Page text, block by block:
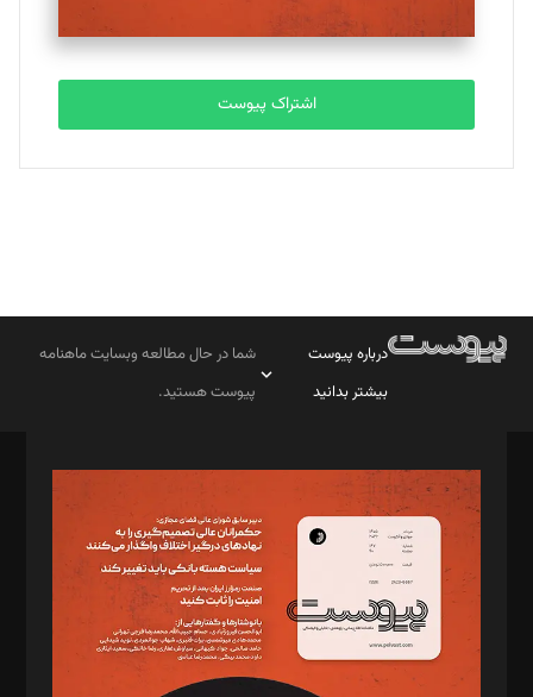
اشتراک پیوست
درباره پیوست
بیشتر بدانید
شما در حال مطالعه وبسایت ماهنامه
پیوست هستید.
مدیر مسئول: محمدباقر اثنی‌عشری
سردبیر: مهرک محمودی
دبیر تحریریه: میثم قاسمی
د‌بیر ناداستان: سمانه سمیع
د‌بیر خدمت و تجارت: ابوالفضل رجبی
د‌بیر حقوق فناوری: حسام‌الدین ایپکچی
د‌بیر پیوست جهان: مینا پاکدل